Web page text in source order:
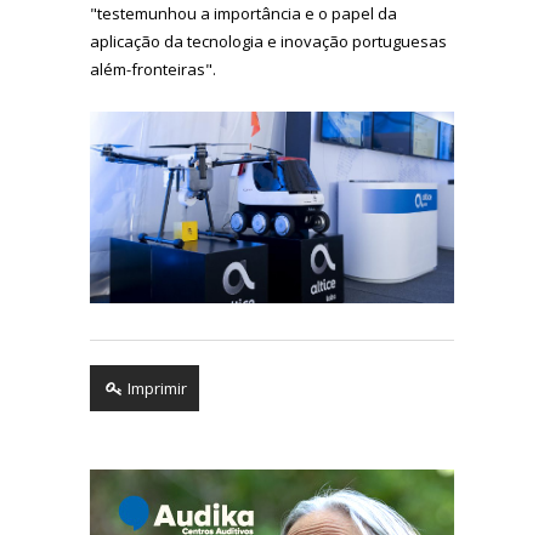
"testemunhou a importância e o papel da
aplicação da tecnologia e inovação portuguesas
além-fronteiras".
Imprimir